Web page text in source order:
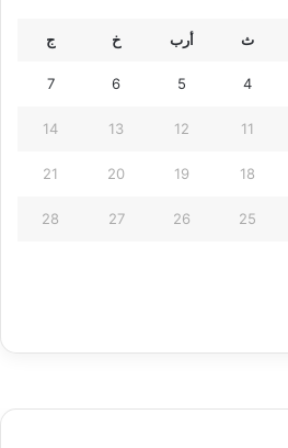
ث أرب خ ج
4
5
6
7
11
12
13
14
18
19
20
21
25
26
27
28